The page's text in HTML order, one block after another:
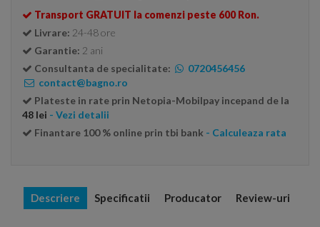
Transport GRATUIT la comenzi peste 600 Ron.
Livrare: 24-48 ore
Garantie: 2 ani
Consultanta de specialitate:
0720456456
contact@bagno.ro
Plateste in rate prin Netopia-Mobilpay incepand de la
48 lei - Vezi detalii
Finantare 100 % online prin tbi bank - Calculeaza rata
Descriere Specificatii Producator Review-uri